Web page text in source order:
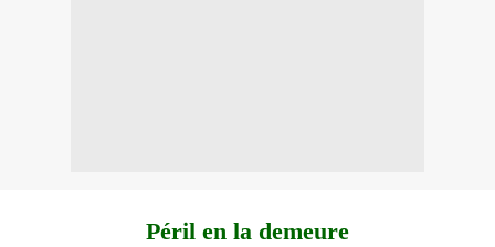
Péril en la demeure